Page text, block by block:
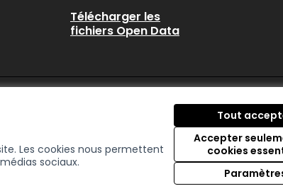
Les cookies nous permettent
sociaux.
Tout
Accepter
cookies
Télécharger les
fichiers Open Data